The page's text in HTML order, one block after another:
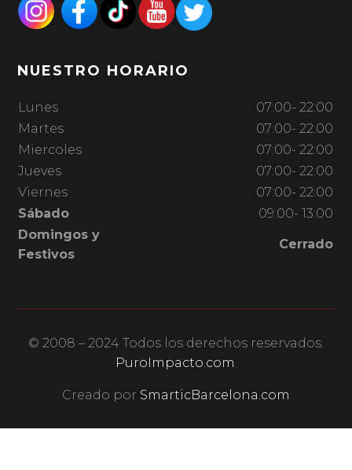
NUESTRO HORARIO
Lunes
07:00- 22:00
Martes
07:00- 22:00
Miercoles
07:00- 22:00
Jueves
07:00- 22:00
Viernes
07:00- 22:00
Sábado
09:00- 13:00
Domingos y
Festivos
Cerrado
© 2008 – 2024 Todos los derechos reservados.
PuroImpacto.com
Creado por SmarticBarcelona.com